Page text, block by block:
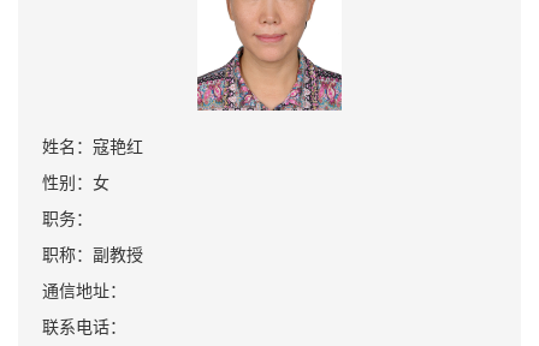
姓名：寇艳红
性别：女
职务：
职称：副教授
通信地址：
联系电话：